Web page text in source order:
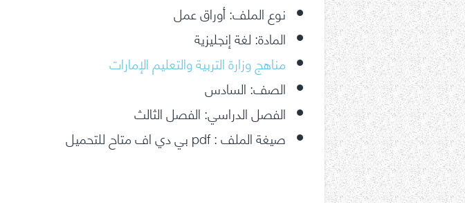
نوع الملف: أوراق عمل
المادة: لغة إنجليزية
مناهج وزارة التربية والتعليم الإمارات
الصف: السادس
الفصل الدراسي: الفصل الثالث
صيغة الملف : pdf بي دي اف متاح للتحميل